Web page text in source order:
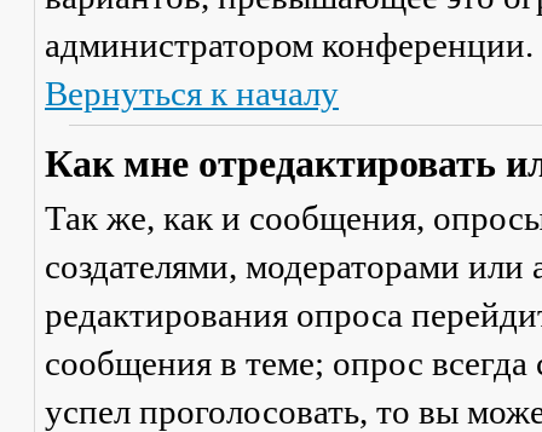
администратором конференции.
Вернуться к началу
Как мне отредактировать
Так же, как и сообщения,
создателями, модераторами
редактирования опроса
сообщения в теме; опрос
успел проголосовать, то вы